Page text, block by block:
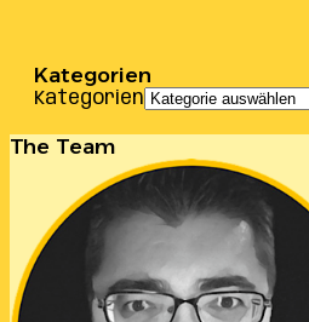
Kategorien
Kategorien
The Team